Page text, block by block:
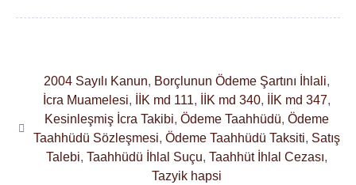
2004 Sayılı Kanun, Borçlunun Ödeme Şartını İhlali,
İcra Muamelesi, İİK md 111, İİK md 340, İİK md 347,
Kesinleşmiş İcra Takibi, Ödeme Taahhüdü, Ödeme
Taahhüdü Sözleşmesi, Ödeme Taahhüdü Taksiti, Satış
Talebi, Taahhüdü İhlal Suçu, Taahhüt İhlal Cezası,
Tazyik hapsi